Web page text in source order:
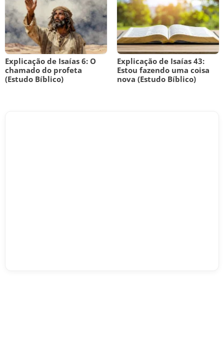
Explicação de Isaías 6: O
chamado do profeta
(Estudo Bíblico)
Explicação de Isaías 43:
Estou fazendo uma coisa
nova (Estudo Bíblico)